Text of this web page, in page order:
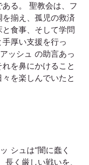
る。 聖教会は、フ
揃え、孤児の救済
食事、そして学問
厚い支援を行っ
ッシュ の助言あっ
を鼻にかけること
を楽しんでいたと
シュは“闇に蠢く
く厳しい戦いを、